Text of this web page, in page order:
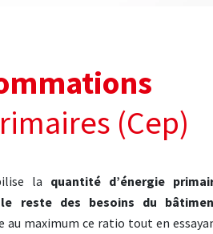
(Cep)
la quantité d’énergie
reste des besoins du bâtimen
au maximum ce ratio tout en